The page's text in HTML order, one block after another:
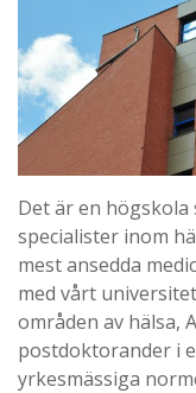
Det är en
specialister inom
mest ansedda
med vårt
områden av hälsa,
postdoktorander i
yrkesmässiga